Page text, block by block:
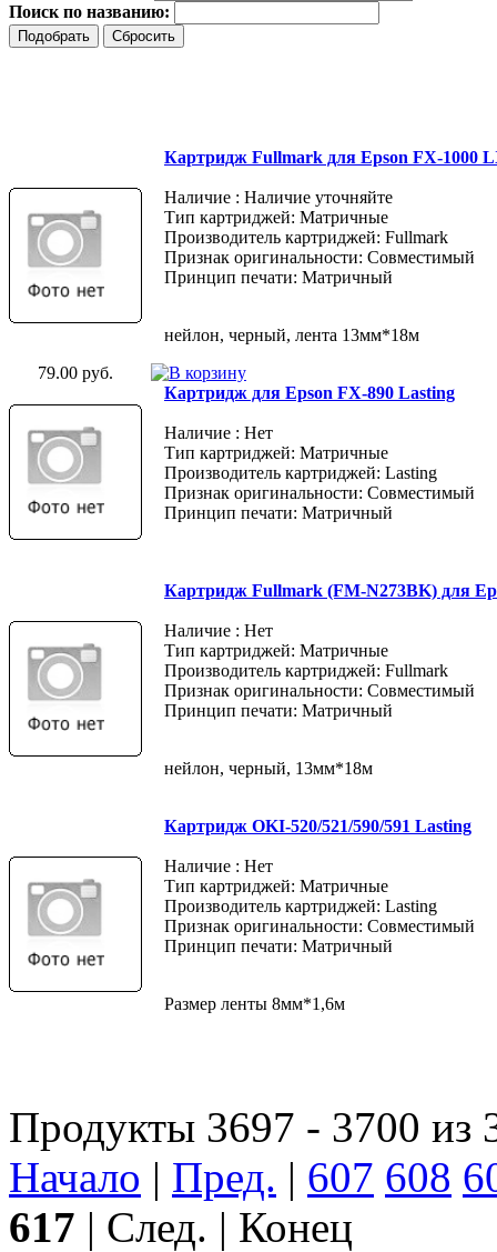
Поиск по названию:
Картридж Fullmark для Epson FX-1000
Наличие : Наличие уточняйте
Тип картриджей: Матричные
Производитель картриджей: Fullmark
Признак оригинальности: Совместимый
Принцип печати: Матричный
нейлон, черный, лента 13мм*18м
79.00 руб.
Картридж для Epson FX-890 Lasting
Наличие : Нет
Тип картриджей: Матричные
Производитель картриджей: Lasting
Признак оригинальности: Совместимый
Принцип печати: Матричный
Картридж Fullmark (FM-N273BK) для
Наличие : Нет
Тип картриджей: Матричные
Производитель картриджей: Fullmark
Признак оригинальности: Совместимый
Принцип печати: Матричный
нейлон, черный, 13мм*18м
Картридж OKI-520/521/590/591 Lasting
Наличие : Нет
Тип картриджей: Матричные
Производитель картриджей: Lasting
Признак оригинальности: Совместимый
Принцип печати: Матричный
Размер ленты 8мм*1,6м
Продукты 3697 - 3700 из
Начало | Пред. | 607 608
617 | След. | Конец